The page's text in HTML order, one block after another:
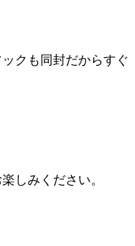
クも同封だからすぐ
しみください。